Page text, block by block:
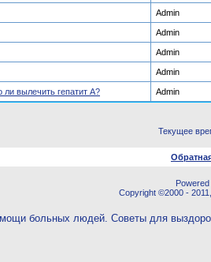
Admin
Admin
Admin
Admin
ли вылечить гепатит А? Admin
Текущее
Copyright ©2000 -
больных людей. Советы для